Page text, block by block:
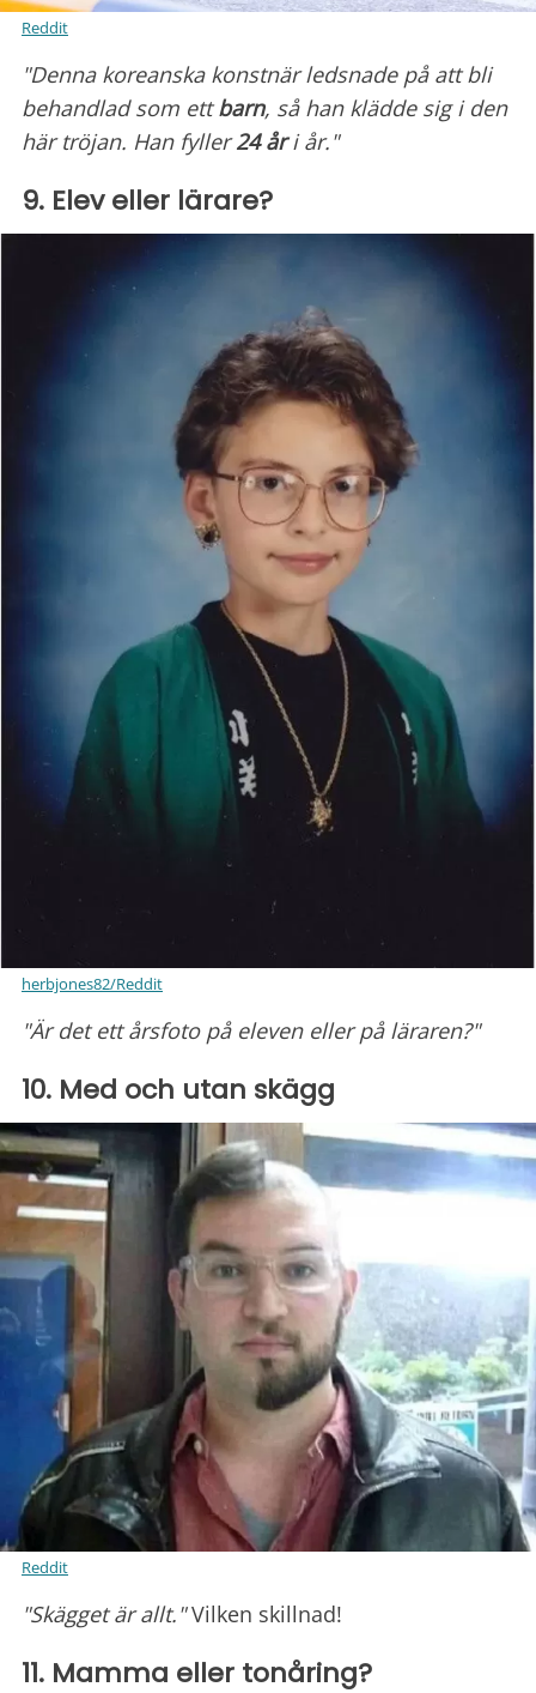
Reddit
"Denna koreanska konstnär ledsnade på att bli
behandlad som ettbarn, så han klädde sig i den
här tröjan. Han fyller24 åri år."
9. Elev eller lärare?
herbjones82/Reddit
"Är det ett årsfoto på eleven eller på läraren?"
10. Med och utan skägg
Reddit
"Skägget är allt."Vilken skillnad!
11. Mamma eller tonåring?